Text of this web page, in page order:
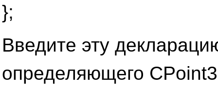
};
Введите эту
определяющего